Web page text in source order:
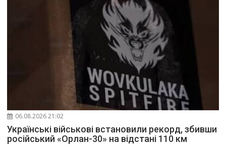
06.08.2026 21:02
Українські військові встановили рекорд, збивши
російський «Орлан-30» на відстані 110 км